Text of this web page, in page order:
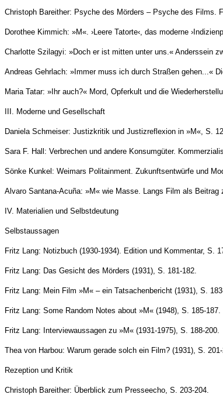
Christoph Bareither: Psyche des Mörders – Psyche des Films.
Dorothee Kimmich: »M«. ›Leere Tatorte‹, das moderne
Charlotte Szilagyi: »Doch er ist mitten unter uns.« Anderssein
Andreas Gehrlach: »Immer muss ich durch Straßen gehen...«
Maria Tatar: »Ihr auch?« Mord, Opferkult und die
III. Moderne und Gesellschaft
Daniela Schmeiser: Justizkritik und Justizreflexion in »M«, S.
Sara F. Hall: Verbrechen und andere Konsumgüter.
Sönke Kunkel: Weimars Politainment. Zukunftsentwürfe und
Alvaro Santana-Acuña: »M« wie Masse. Langs Film als Beitrag
IV. Materialien und Selbstdeutung
Selbstaussagen
Fritz Lang: Notizbuch (1930-1934). Edition und Kommentar, S.
Fritz Lang: Das Gesicht des Mörders (1931), S. 181-182.
Fritz Lang: Mein Film »M« – ein Tatsachenbericht (1931), S.
Fritz Lang: Some Random Notes about »M« (1948), S. 185-187.
Fritz Lang: Interviewaussagen zu »M« (1931-1975), S. 188-200.
Thea von Harbou: Warum gerade solch ein Film? (1931), S. 201-
Rezeption und Kritik
Christoph Bareither: Überblick zum Presseecho, S. 203-204.